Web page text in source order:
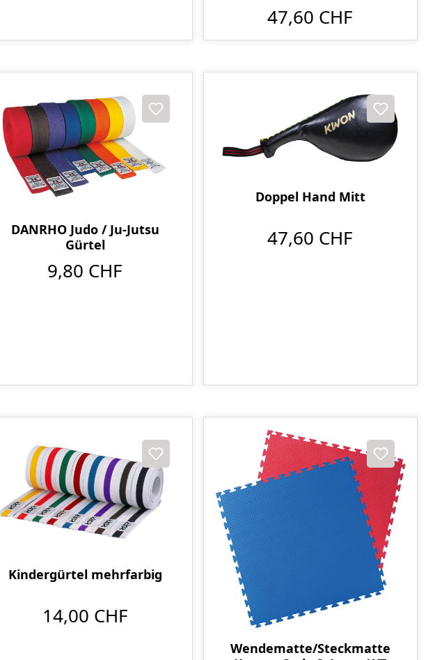
47,60 CHF
DANRHO Judo / Ju-Jutsu
Gürtel
9,80 CHF
Doppel Hand Mitt
47,60 CHF
Kindergürtel mehrfarbig
14,00 CHF
Wendematte/Steckmatte